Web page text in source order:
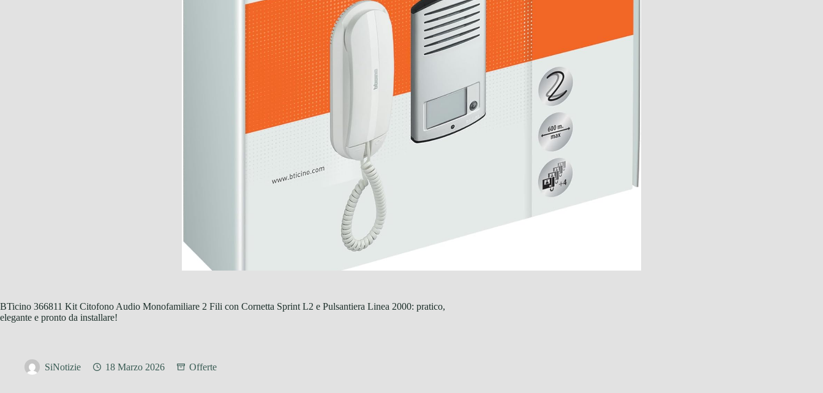
BTicino 366811 Kit Citofono Audio Monofamiliare 2 Fili con Cornetta Sprint L2 e Pulsantiera Linea 2000: pratico,
elegante e pronto da installare!
SiNotizie 18 Marzo 2026 Offerte